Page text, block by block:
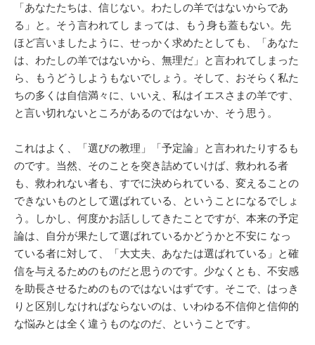
「あなたたちは、信じない。わたしの羊ではないからであ
る」と。そう言われてし まっては、もう身も蓋もない。先
ほど言いましたように、せっかく求めたとしても、「あなた
は、わたしの羊ではないから、無理だ」と言われてしまった
ら、もうどうしようもないでしょう。そして、おそらく私た
ちの多くは自信満々に、いいえ、私はイエスさまの羊です、
と言い切れないところがあるのではないか、そう思う。
これはよく、「選びの教理」「予定論」と言われたりするも
のです。当然、そのことを突き詰めていけば、救われる者
も、救われない者も、すでに決められている、変えることの
できないものとして選ばれている、ということになるでしょ
う。しかし、何度かお話ししてきたことですが、本来の予定
論は、自分が果たして選ばれているかどうかと不安に なっ
ている者に対して、「大丈夫、あなたは選ばれている」と確
信を与えるためのものだと思うのです。少なくとも、不安感
を助長させるためのものではないはずです。そこで、はっき
りと区別しなければならないのは、いわゆる不信仰と信仰的
な悩みとは全く違うものなのだ、ということです。